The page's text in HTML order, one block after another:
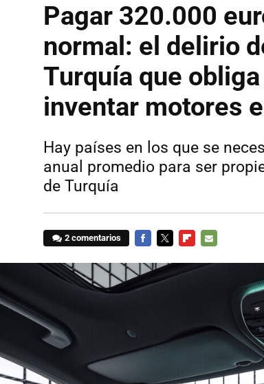
Pagar 320.000
normal: el delirio
Turquía que
inventar motores
Hay países en los que se
anual promedio para ser
de Turquía
2 comentarios